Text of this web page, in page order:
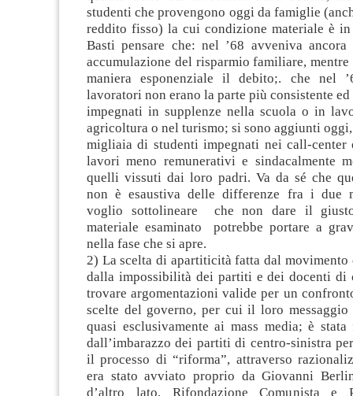
studenti che provengono oggi da famiglie
reddito fisso) la cui condizione materiale è
Basti pensare che: nel ’68 avveniva
accumulazione del risparmio familiare,
maniera esponenziale il debito;. che nel
lavoratori non erano la parte più consistente
impegnati in supplenze nella scuola o in
agricoltura o nel turismo; si sono aggiunti
migliaia di studenti impegnati nei call-center
lavori meno remunerativi e sindacalmente
quelli vissuti dai loro padri. Va da sé che
non è esaustiva delle differenze fra i due
voglio sottolineare che non dare il
materiale esaminato potrebbe portare a
nella fase che si apre.
2) La scelta di apartiticità fatta dal movimento
dalla impossibilità dei partiti e dei docenti di
trovare argomentazioni valide per un
scelte del governo, per cui il loro
quasi esclusivamente ai mass media; è
dall’imbarazzo dei partiti di centro-sinistra
il processo di “riforma”, attraverso
era stato avviato proprio da Giovanni
d’altro lato, Rifondazione Comunista e